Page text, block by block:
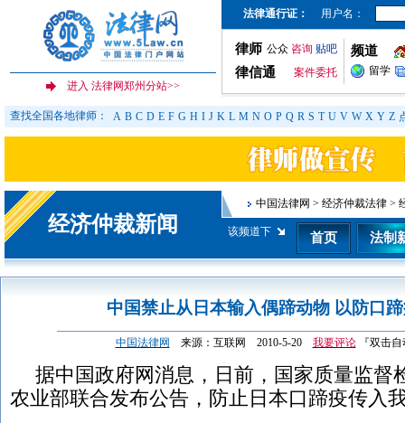
法律通行证： 用户名：
律师 公众 咨询 贴吧
律信通 案件委托
频道
留学
查找全国各地律师： A B C D E F G H I J K L M N O P Q R S T U V W X Y Z
经济仲裁新闻
中国法律网 > 经济仲裁法律 >
该频道下 首页 法制
中国禁止从日本输入偶蹄动物 以防口
中国法律网 来源：互联网 2010-5-20 我要评论『双击自
据中国政府网消息，日前，国家质量监督
农业部联合发布公告，防止日本口蹄疫传入